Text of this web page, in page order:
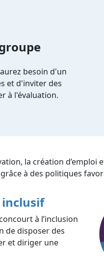
besoin d'un
et d'inviter des
à l'évaluation.
la création
à des politiques
à l’inclusion
de disposer des
et diriger une